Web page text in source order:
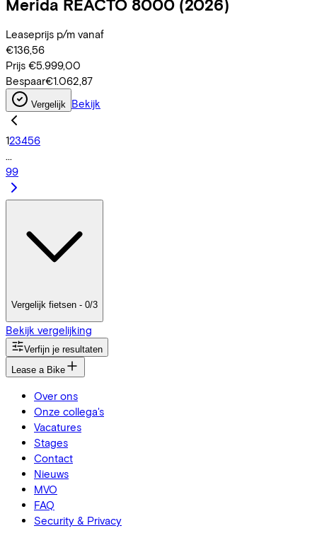
Merida REACTO 8000 (2026)
Leaseprijs p/m vanaf
€136,56
Prijs €5.999,00
Bespaar€1.062,87
Vergelijk Bekijk
123456
...
99
Vergelijk fietsen - 0/3
Bekijk vergelijking
Verfijn je resultaten
Lease a Bike
Over ons
Onze collega's
Vacatures
Stages
Contact
Nieuws
MVO
FAQ
Security & Privacy